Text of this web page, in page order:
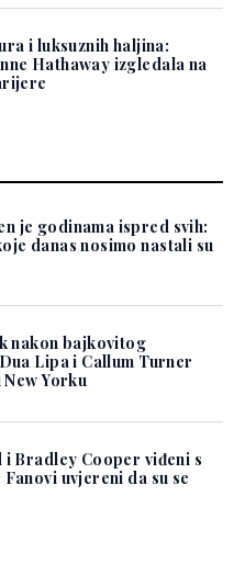
i luksuznih haljina:
Hathaway izgledala na
je godinama ispred svih:
danas nosimo nastali su
nakon bajkovitog
Lipa i Callum Turner
Yorku
i Bradley Cooper viđeni s
uvjereni da su se